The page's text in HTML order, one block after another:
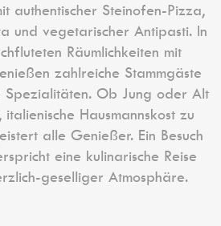
authentischer Steinofen-Pizza,
und vegetarischer Antipasti. In
Räumlichkeiten mit
zahlreiche Stammgäste
Spezialitäten. Ob Jung oder Alt
Hausmannskost zu
alle Genießer. Ein Besuch
eine kulinarische Reise
geselliger Atmosphäre.